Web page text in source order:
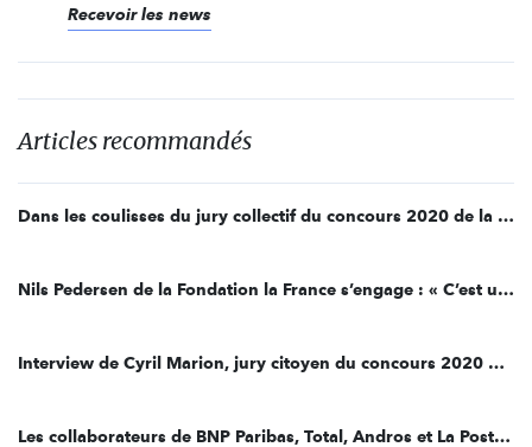
Recevoir les news
Articles recommandés
Dans les coulisses du jury collectif du concours 2020 de la France s’engage
Nils Pedersen de la Fondation la France s’engage : « C’est un cadre unique de notation pour un appel à projets »
Interview de Cyril Marion, jury citoyen du concours 2020 de la Fondation la France s’engage
Les collaborateurs de BNP Paribas, Total, Andros et La Poste engagés dans le concours 2020 La France s'engage